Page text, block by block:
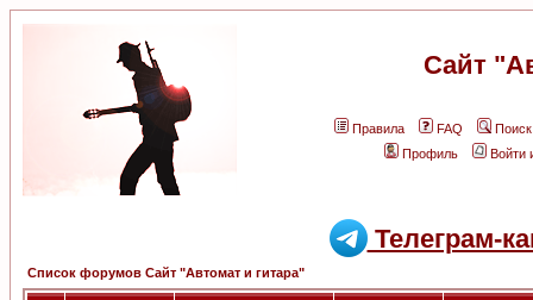
Сайт
Правила FAQ
Поиск
Профиль
Войти
Телеграм-
Список форумов Сайт "Автомат и гитара"